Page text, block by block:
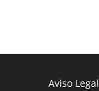
Aviso Legal